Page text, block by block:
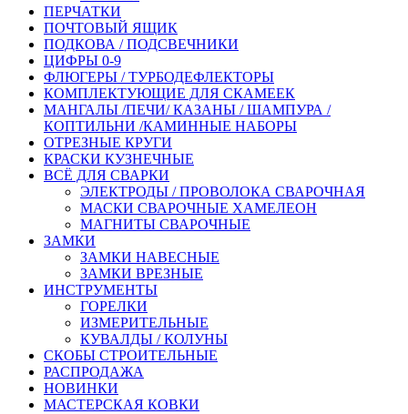
ПЕРЧАТКИ
ПОЧТОВЫЙ ЯЩИК
ПОДКОВА / ПОДСВЕЧНИКИ
ЦИФРЫ 0-9
ФЛЮГЕРЫ / ТУРБОДЕФЛЕКТОРЫ
КОМПЛЕКТУЮЩИЕ ДЛЯ СКАМЕЕК
МАНГАЛЫ /ПЕЧИ/ КАЗАНЫ / ШАМПУРА /
КОПТИЛЬНИ /КАМИННЫЕ НАБОРЫ
ОТРЕЗНЫЕ КРУГИ
КРАСКИ КУЗНЕЧНЫЕ
ВСЁ ДЛЯ СВАРКИ
ЭЛЕКТРОДЫ / ПРОВОЛОКА СВАРОЧНАЯ
МАСКИ СВАРОЧНЫЕ ХАМЕЛЕОН
МАГНИТЫ СВАРОЧНЫЕ
ЗАМКИ
ЗАМКИ НАВЕСНЫЕ
ЗАМКИ ВРЕЗНЫЕ
ИНСТРУМЕНТЫ
ГОРЕЛКИ
ИЗМЕРИТЕЛЬНЫЕ
КУВАЛДЫ / КОЛУНЫ
СКОБЫ СТРОИТЕЛЬНЫЕ
РАСПРОДАЖА
НОВИНКИ
МАСТЕРСКАЯ КОВКИ